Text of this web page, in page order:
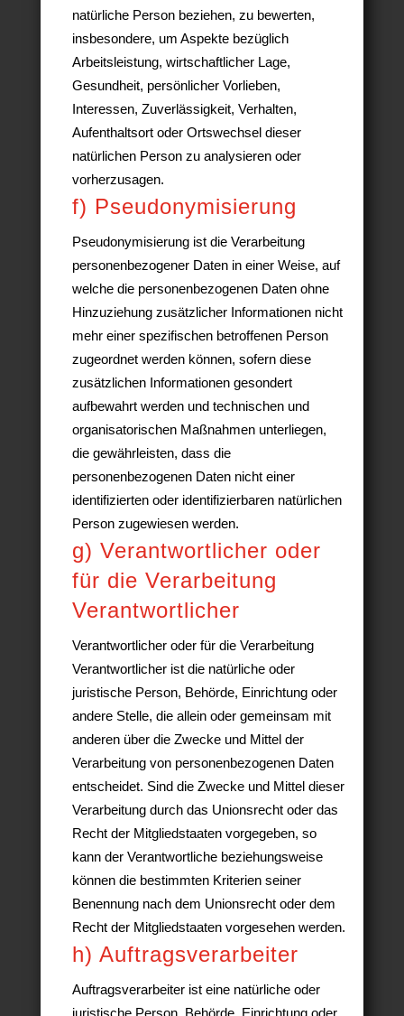
natürliche Person beziehen, zu bewerten,
insbesondere, um Aspekte bezüglich
Arbeitsleistung, wirtschaftlicher Lage,
Gesundheit, persönlicher Vorlieben,
Interessen, Zuverlässigkeit, Verhalten,
Aufenthaltsort oder Ortswechsel dieser
natürlichen Person zu analysieren oder
vorherzusagen.
f) Pseudonymisierung
Pseudonymisierung ist die Verarbeitung
personenbezogener Daten in einer Weise, auf
welche die personenbezogenen Daten ohne
Hinzuziehung zusätzlicher Informationen nicht
mehr einer spezifischen betroffenen Person
zugeordnet werden können, sofern diese
zusätzlichen Informationen gesondert
aufbewahrt werden und technischen und
organisatorischen Maßnahmen unterliegen,
die gewährleisten, dass die
personenbezogenen Daten nicht einer
identifizierten oder identifizierbaren natürlichen
Person zugewiesen werden.
g) Verantwortlicher oder
für die Verarbeitung
Verantwortlicher
Verantwortlicher oder für die Verarbeitung
Verantwortlicher ist die natürliche oder
juristische Person, Behörde, Einrichtung oder
andere Stelle, die allein oder gemeinsam mit
anderen über die Zwecke und Mittel der
Verarbeitung von personenbezogenen Daten
entscheidet. Sind die Zwecke und Mittel dieser
Verarbeitung durch das Unionsrecht oder das
Recht der Mitgliedstaaten vorgegeben, so
kann der Verantwortliche beziehungsweise
können die bestimmten Kriterien seiner
Benennung nach dem Unionsrecht oder dem
Recht der Mitgliedstaaten vorgesehen werden.
h) Auftragsverarbeiter
Auftragsverarbeiter ist eine natürliche oder
juristische Person, Behörde, Einrichtung oder